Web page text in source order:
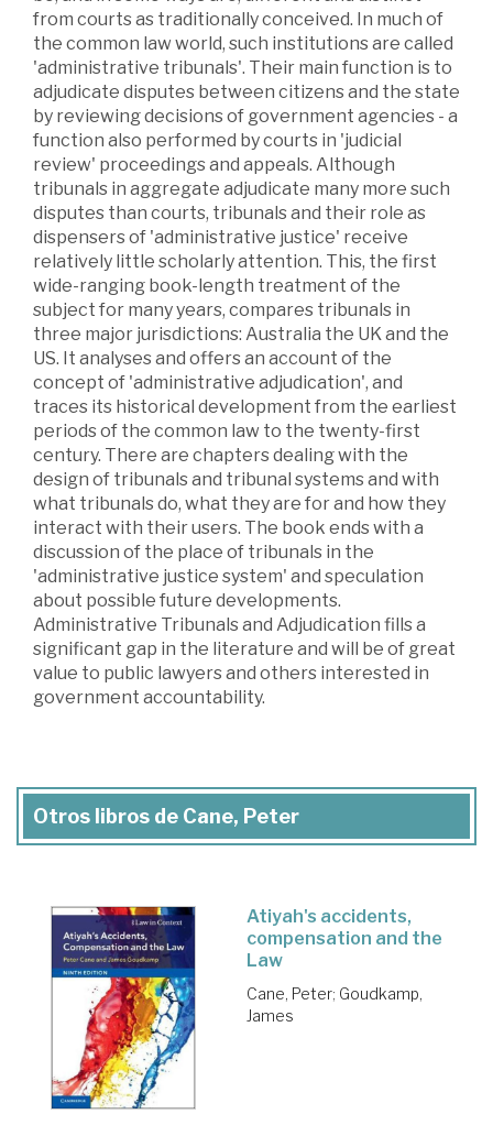
from courts as traditionally conceived. In much of
the common law world, such institutions are called
'administrative tribunals'. Their main function is to
adjudicate disputes between citizens and the state
by reviewing decisions of government agencies - a
function also performed by courts in 'judicial
review' proceedings and appeals. Although
tribunals in aggregate adjudicate many more such
disputes than courts, tribunals and their role as
dispensers of 'administrative justice' receive
relatively little scholarly attention. This, the first
wide-ranging book-length treatment of the
subject for many years, compares tribunals in
three major jurisdictions: Australia the UK and the
US. It analyses and offers an account of the
concept of 'administrative adjudication', and
traces its historical development from the earliest
periods of the common law to the twenty-first
century. There are chapters dealing with the
design of tribunals and tribunal systems and with
what tribunals do, what they are for and how they
interact with their users. The book ends with a
discussion of the place of tribunals in the
'administrative justice system' and speculation
about possible future developments.
Administrative Tribunals and Adjudication fills a
significant gap in the literature and will be of great
value to public lawyers and others interested in
government accountability.
Otros libros de Cane, Peter
Atiyah's accidents,
compensation and the
Law
Cane, Peter; Goudkamp,
James